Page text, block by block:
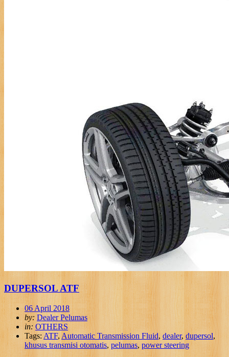
DUPERSOL ATF
06 April 2018
by: Dealer Pelumas
in: OTHERS
Tags: ATF, Automatic Transmission Fluid, dealer, dupersol,
khusus transmisi otomatis, pelumas, power steering